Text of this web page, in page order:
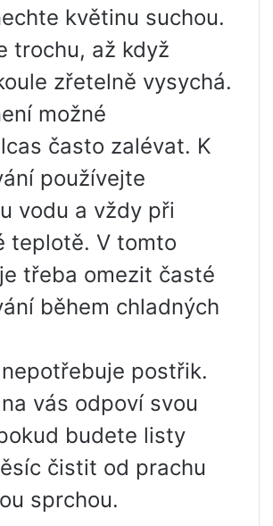
květinu suchou.
trochu, až když
zřetelně vysychá.
možné
často zalévat. K
používejte
vodu a vždy při
teplotě. V tomto
třeba omezit časté
během chladných
postřik.
vás odpoví svou
budete listy
čistit od prachu
sprchou.